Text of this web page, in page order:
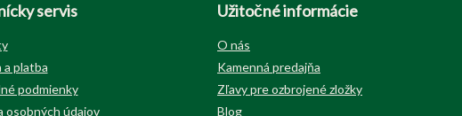
servis
a platba
podmienky
osobných údajov
Užitočné informácie
O nás
Kamenná predajňa
Zľavy pre ozbrojené zložky
Blog